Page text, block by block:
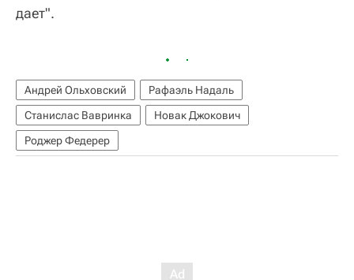
дает".
Андрей Ольховский
Рафаэль Надаль
Станислас Вавринка
Новак Джокович
Роджер Федерер